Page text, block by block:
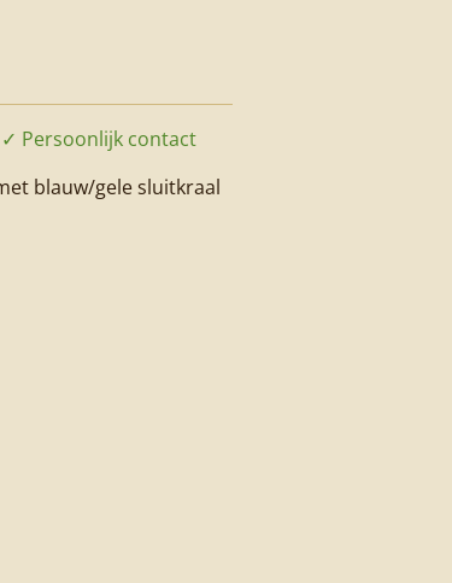
Persoonlijk contact
blauw/gele sluitkraal